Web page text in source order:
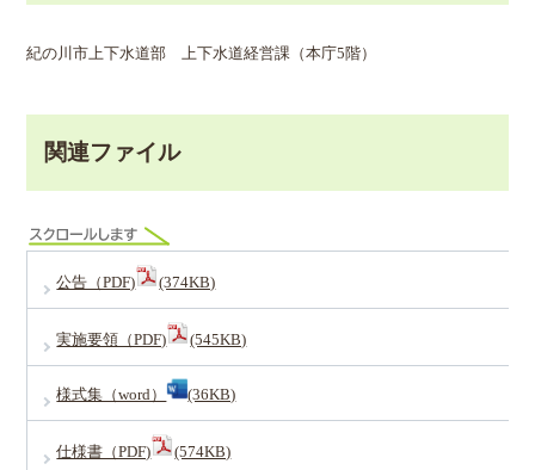
紀の川市上下水道部 上下水道経営課（本庁5階）
関連ファイル
公告（PDF) (374KB)
実施要領（PDF) (545KB)
様式集（word） (36KB)
仕様書（PDF) (574KB)